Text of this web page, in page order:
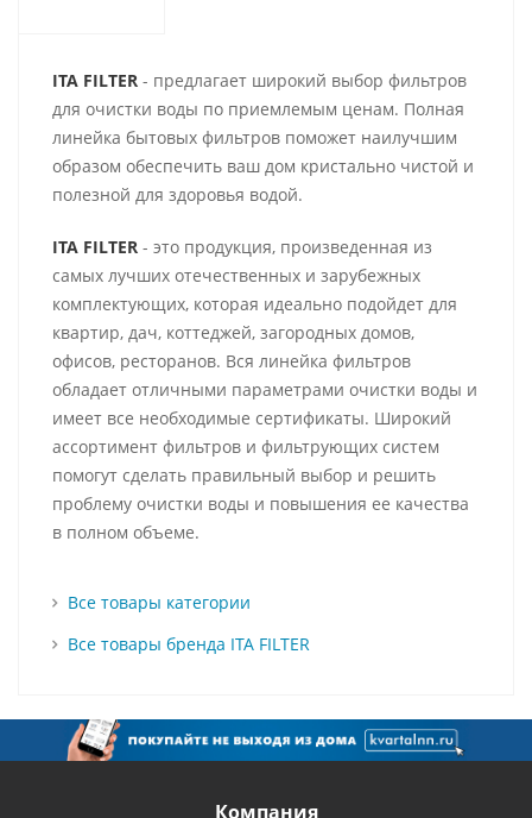
ITA FILTER - предлагает широкий выбор фильтров
для очистки воды по приемлемым ценам. Полная
линейка бытовых фильтров поможет наилучшим
образом обеспечить ваш дом кристально чистой и
полезной для здоровья водой.
ITA FILTER - это продукция, произведенная из
самых лучших отечественных и зарубежных
комплектующих, которая идеально подойдет для
квартир, дач, коттеджей, загородных домов,
офисов, ресторанов. Вся линейка фильтров
обладает отличными параметрами очистки воды и
имеет все необходимые сертификаты. Широкий
ассортимент фильтров и фильтрующих систем
помогут сделать правильный выбор и решить
проблему очистки воды и повышения ее качества
в полном объеме.
Все товары категории
Все товары бренда ITA FILTER
Компания